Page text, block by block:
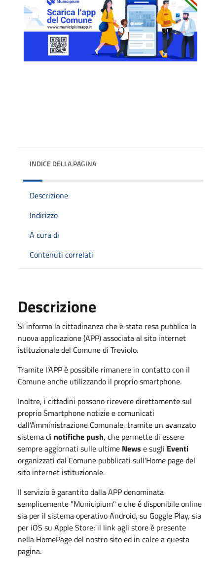
INDICE DELLA PAGINA
Descrizione
Indirizzo
A cura di
Contenuti correlati
Descrizione
Si informa la cittadinanza che è stata resa pubblica la
nuova applicazione (APP) associata al sito internet
istituzionale del Comune di Treviolo.
Tramite l'APP è possibile rimanere in contatto con il
Comune anche utilizzando il proprio smartphone.
Inoltre, i cittadini possono ricevere direttamente sul
proprio Smartphone notizie e comunicati
dall'Amministrazione Comunale, tramite un avanzato
sistema di notifiche push, che permette di essere
sempre aggiornati sulle ultime News e sugli Eventi
organizzati dal Comune pubblicati sull'Home page del
sito internet istituzionale.
Il servizio è garantito dalla APP denominata
semplicemente "Municipium" e che è disponibile online
sia per il sistema operativo Android, su Goggle Play, sia
per iOS su Apple Store; il link agli store è presente
nella HomePage del nostro sito ed in calce a questa
pagina.